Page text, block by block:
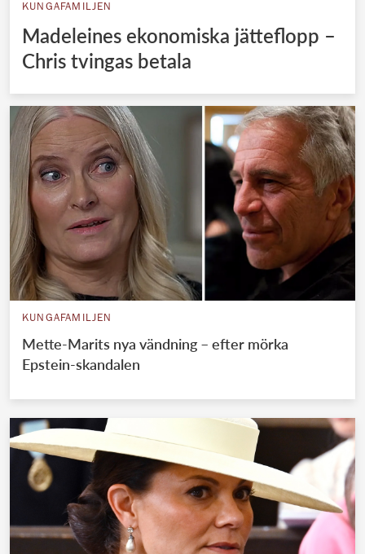
KUNGAFAMILJEN
Madeleines ekonomiska jätteflopp –
Chris tvingas betala
KUNGAFAMILJEN
Mette-Marits nya vändning – efter mörka
Epstein-skandalen